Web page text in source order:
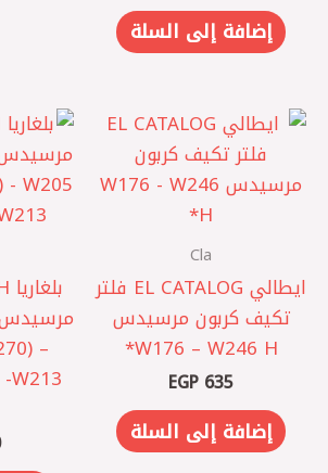
إضافة إلى السلة
Cla
ايطالي EL CATALOG فلتر
تكيف كربون مرسيدس
W176 – W246 H*
EGP 635
إضافة إلى السلة
–
W213